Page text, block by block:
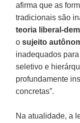
afirma que as
tradicionais são
teoria liberal-
osujeito
inadequados
seletivo e
profundamente
concretas”.
Na atualidade, a